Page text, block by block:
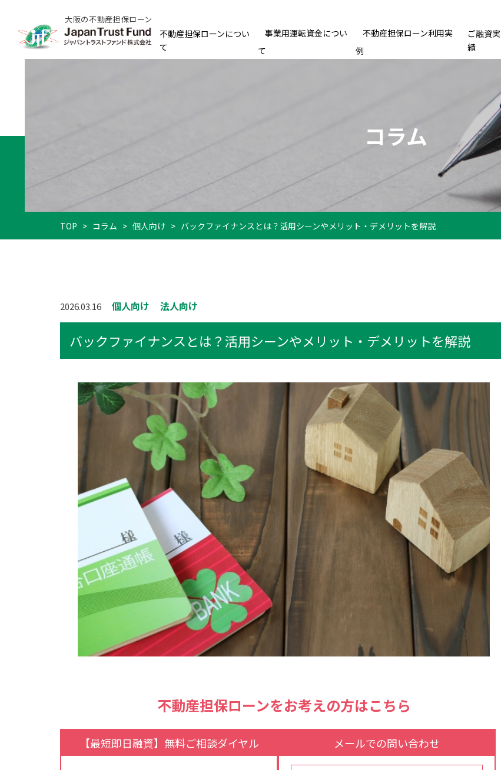
大阪の不動産担保ローン
不動産担保ローンについ
て
事業用運転資金につい
て
不動産担保ローン利用実
例
ご融資実
績
コラム
TOP > コラム > 個人向け > バックファイナンスとは？活用シーンやメリット・デメリットを解説
2026.03.16 個人向け 法人向け
バックファイナンスとは？活用シーンやメリット・デメリットを解説
不動産担保ローンをお考えの方はこちら
【最短即日融資】無料ご相談ダイヤル メールでの問い合わせ